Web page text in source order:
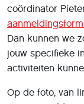
coördinator
Dan kunnen we
jouw specifieke
activiteiten
Op de foto, van